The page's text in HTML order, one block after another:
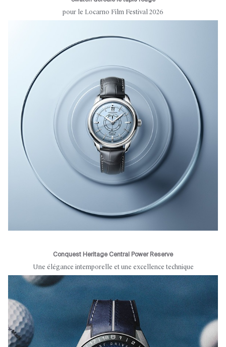
pour le Locarno Film Festival 2026
Conquest Heritage Central Power Reserve
Une élégance intemporelle et une excellence technique